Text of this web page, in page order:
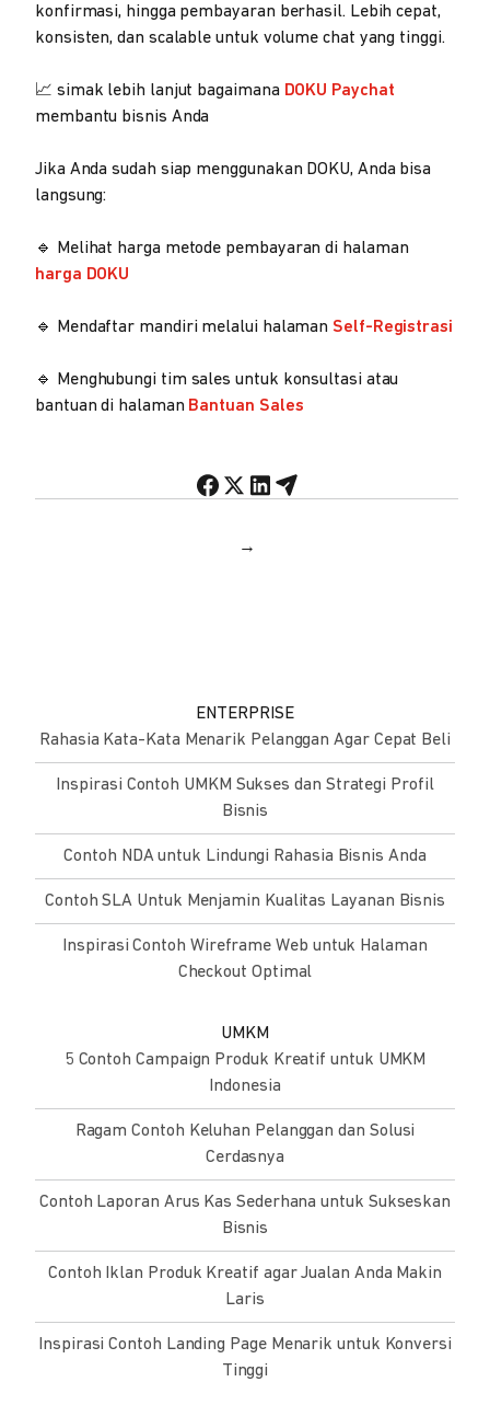
konfirmasi, hingga pembayaran berhasil. Lebih cepat,
konsisten, dan scalable untuk volume chat yang tinggi.
📈 simak lebih lanjut bagaimana DOKU Paychat
membantu bisnis Anda
Jika Anda sudah siap menggunakan DOKU, Anda bisa
langsung:
🔹 Melihat harga metode pembayaran di halaman
harga DOKU
🔹 Mendaftar mandiri melalui halaman Self-Registrasi
🔹 Menghubungi tim sales untuk konsultasi atau
bantuan di halaman Bantuan Sales
→
ENTERPRISE
Rahasia Kata-Kata Menarik Pelanggan Agar Cepat Beli
Inspirasi Contoh UMKM Sukses dan Strategi Profil
Bisnis
Contoh NDA untuk Lindungi Rahasia Bisnis Anda
Contoh SLA Untuk Menjamin Kualitas Layanan Bisnis
Inspirasi Contoh Wireframe Web untuk Halaman
Checkout Optimal
UMKM
5 Contoh Campaign Produk Kreatif untuk UMKM
Indonesia
Ragam Contoh Keluhan Pelanggan dan Solusi
Cerdasnya
Contoh Laporan Arus Kas Sederhana untuk Sukseskan
Bisnis
Contoh Iklan Produk Kreatif agar Jualan Anda Makin
Laris
Inspirasi Contoh Landing Page Menarik untuk Konversi
Tinggi